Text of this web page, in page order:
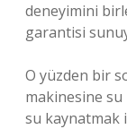
deneyimini
garantisi
O yüzden bir
makinesine su
su kaynatmak